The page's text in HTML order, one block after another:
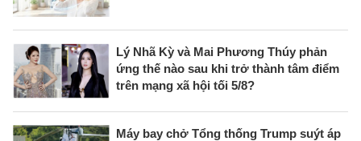
Lý Nhã Kỳ và Mai Phương Thúy phản
ứng thế nào sau khi trở thành tâm điểm
trên mạng xã hội tối 5/8?
Máy bay chở Tổng thống Trump suýt áp